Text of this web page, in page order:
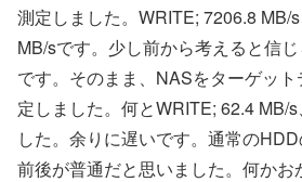
測定しました。WRITE; 7206.8 MB/
MB/sです。少し前から考えると信
です。そのまま、NASをターゲッ
定しました。何とWRITE; 62.4 MB/
した。余りに遅いです。通常の
前後が普通だと思いました。何かお